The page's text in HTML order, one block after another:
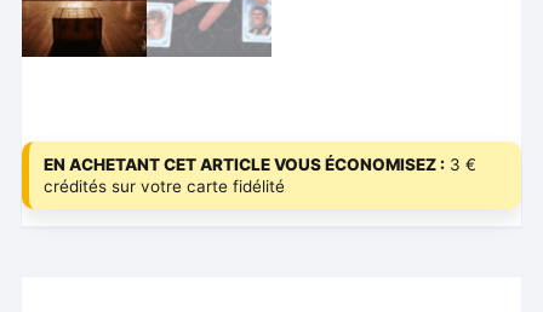
EN ACHETANT CET ARTICLE VOUS ÉCONOMISEZ : 3 €
crédités sur votre carte fidélité